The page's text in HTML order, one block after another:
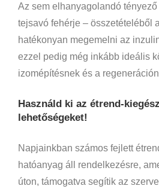
Az sem elhanyagolandó
tejsavó fehérje – összetételéből
hatékonyan megemelni az
ezzel pedig még inkább ideális
izomépítésnek és a
Használd ki az étrend-
lehetőségeket!
Napjainkban számos fejlett
hatóanyag áll rendelkezésre,
úton, támogatva segítik az